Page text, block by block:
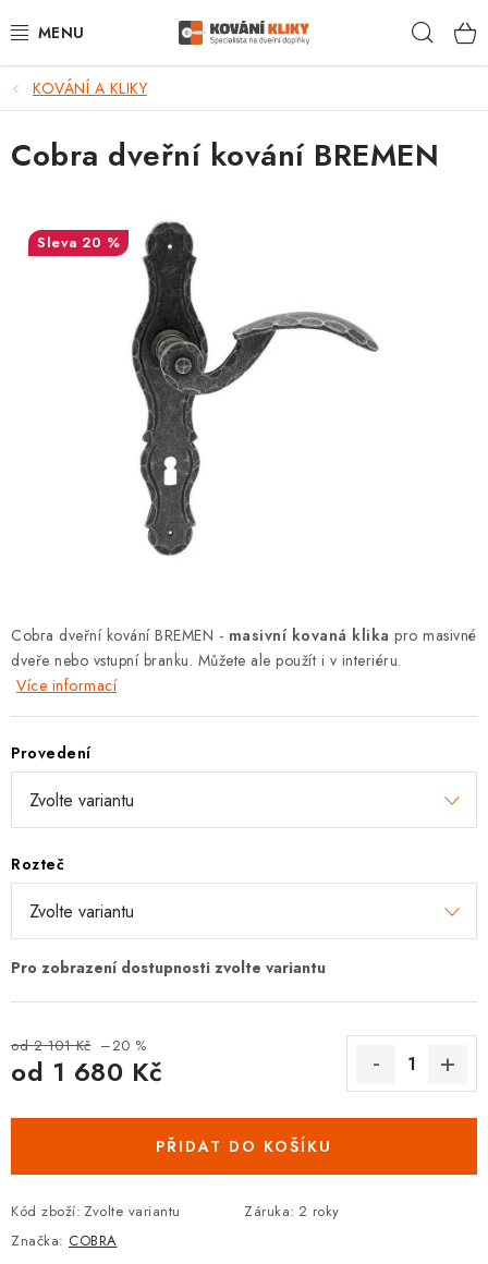
na
VÝPRODEJ - TOP AKCE
BLOG
VRÁCENÍ ZBOŽÍ
KLIKY S LOŽISKEM
KLIKY - EASY LOCK
KOVÁNÍ A KLIKY
BEZPEČNOSTNÍ KOVÁNÍ
CYLINDRICKÉ VLOŽKY
VISACÍ ZÁMKY
ZÁMKY, PETLICE A ZÁVORY
SPECIÁLNÍ KOVÁNÍ
DOPLŇKY KE DVEŘÍM
PRO POSUVNÉ DVEŘE
STAVEBNÍ POUZDRA
POKLADNIČKY NA ZÁMEK
KOVÁNÍ A KLIKY
Cobra dveřní kování BREMEN - masivní kovaná klika pro masivné
dveře nebo vstupní branku. Můžete ale použít i v interiéru.
Více informací
Provedení
Rozteč
od 2 101 Kč –20 %
od 1 680 Kč
PŘIDAT DO KOŠÍKU
Kód zboží: Zvolte variantu Záruka: 2 roky
Značka: COBRA
Cobra dveřní kování BREMEN
20 %